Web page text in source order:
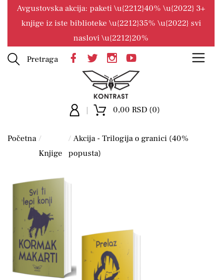
Avgustovska akcija: paketi \u{2212}40% \u{2022} 3+
knjige iz iste biblioteke \u{2212}35% \u{2022} svi
naslovi \u{2212}20%
Pretraga
0,00 RSD (0)
Početna
Knjige
Akcija - Trilogija o granici (40%
popusta)